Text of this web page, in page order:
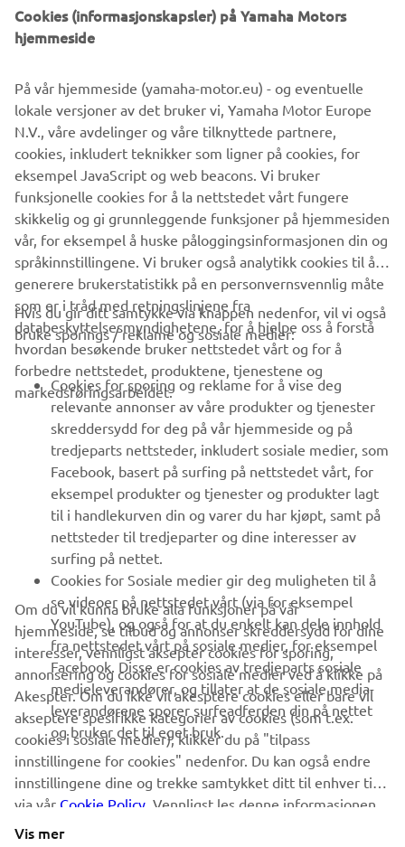
Yamaha Motor distribuerer utvalgte Torqeedo-påhengsmotorer i åtte land i
Europa.
VIRKSOMHET
B2B
UTFORSK YAMAHA
FAQ & SUPPORT
NYHETSBREV
Vær den første til å lære om de siste tilbudene, spesielle
arrangementer, nye utgivelser og mye mer
ABONNER
Les vår personvernerklæring for å lære hvordan vi behandler dine
personopplysninger:
Retningslinjer for Personvern
Norway (Norwegian)
Cookies (informasjonskapsler) på Yamaha Motors
hjemmeside
På vår hjemmeside (yamaha-motor.eu) - og eventuelle
lokale versjoner av det bruker vi, Yamaha Motor Europe
N.V., våre avdelinger og våre tilknyttede partnere,
cookies, inkludert teknikker som ligner på cookies, for
eksempel JavaScript og web beacons. Vi bruker
funksjonelle cookies for å la nettstedet vårt fungere
skikkelig og gi grunnleggende funksjoner på hjemmesiden
vår, for eksempel å huske påloggingsinformasjonen din og
språkinnstillingene. Vi bruker også analytikk cookies til å
generere brukerstatistikk på en personvernsvennlig måte
som er i tråd med retningslinjene fra
databeskyttelsesmyndighetene, for å hjelpe oss å forstå
hvordan besøkende bruker nettstedet vårt og for å
forbedre nettstedet, produktene, tjenestene og
markedsføringsarbeidet.
Hvis du gir ditt samtykke via knappen nedenfor, vil vi også
bruke sporings / reklame og sosiale medier:
Cookies for sporing og reklame for å vise deg
relevante annonser av våre produkter og tjenester
skreddersydd for deg på vår hjemmeside og på
tredjeparts nettsteder, inkludert sosiale medier, som
Facebook, basert på surfing på nettstedet vårt, for
eksempel produkter og tjenester og produkter lagt
til i handlekurven din og varer du har kjøpt, samt på
nettsteder til tredjeparter og dine interesser av
surfing på nettet.
Cookies for Sosiale medier gir deg muligheten til å
se videoer på nettstedet vårt (via for eksempel
YouTube), og også for at du enkelt kan dele innhold
fra nettstedet vårt på sosiale medier, for eksempel
Facebook. Disse er cookies av tredjeparts sosiale
medieleverandører, og tillater at de sosiale media-
leverandørene sporer surfeadferden din på nettet
og bruker det til eget bruk.
Om du vil kunna bruke alla funksjoner på vår
hjemmeside, se tilbud og annonser skreddersydd for dine
interesser, vennligst aksepter cookies for sporing,
annonsering og cookies for sosiale medier ved å klikke på
Akespter. Om du ikke vil akesptere cookies eller bare vil
akseptere spesifikke kategorier av cookies (som t.ex.
cookies i sosiale medier), klikker du på "tilpass
innstillingene for cookies" nedenfor. Du kan også endre
innstillingene dine og trekke samtykket ditt til enhver tid
via vår Cookie Policy . Vennligst les denne informasjonen
for å lære mer om cookies vi bruker og hvordan vi
Vis mer